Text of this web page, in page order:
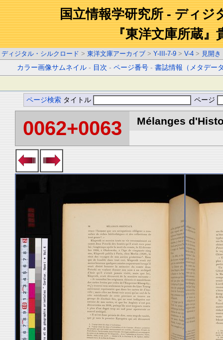
国立情報学研究所 - ディジ
『東洋文庫所蔵』
ディジタル・シルクロード > 東洋文庫アーカイブ > Y-III-7-9 > V-4 > 見開き
カラー画像サムネイル - 目次 -ページ番号 -書誌情報（メタデー
ページ検索 タイトル ページ
0062+0063 Mélanges